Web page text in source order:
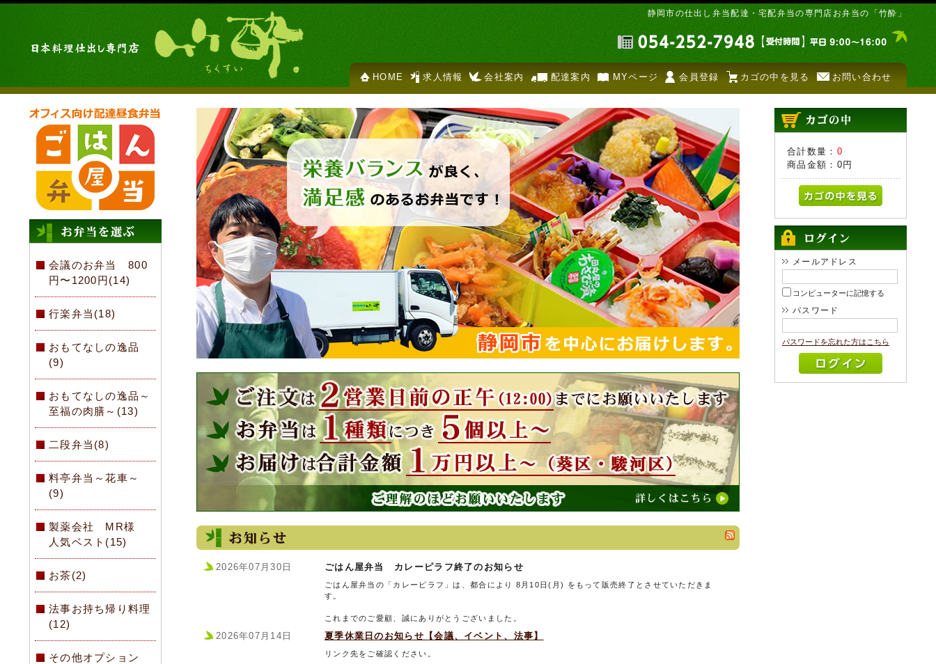
静岡市の仕出し弁当配達・宅配弁当の専門店お弁当の「竹酔」
HOME 求人情報 会社案内 配達案内 MYページ 会員登録 カゴの中を見る お問い合わせ
会議のお弁当 800
円〜1200円(14)
行楽弁当(18)
おもてなしの逸品
(9)
おもてなしの逸品～
至福の肉膳～(13)
二段弁当(8)
料亭弁当～花車～
(9)
製薬会社 MR様
人気ベスト(15)
お茶(2)
法事お持ち帰り料理
(12)
その他オプション
2026年07月30日 ごはん屋弁当 カレーピラフ終了のお知らせ
ごはん屋弁当の「カレーピラフ」は、都合により 8月10日(月) をもって販売終了とさせていただきま
す。
これまでのご愛顧、誠にありがとうございました。
2026年07月14日 夏季休業日のお知らせ【会議、イベント、法事】
リンク先をご確認ください。
合計数量： 0
商品金額： 0円
メールアドレス
コンピューターに記憶する
パスワード
パスワードを忘れた方はこちら